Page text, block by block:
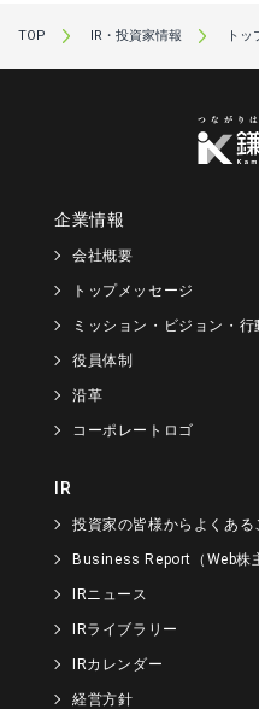
TOP IR・投資家情報 ト
企業情報
会社概要
トップメッセージ
ミッション・ビジョン・行
役員体制
沿革
コーポレートロゴ
IR
投資家の皆様からよくある
Business Report（Web株
IRニュース
IRライブラリー
IRカレンダー
経営方針